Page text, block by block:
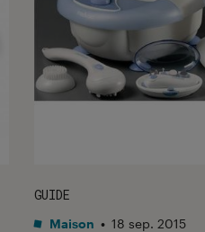
GUIDE
Maison • 18 sep. 2015